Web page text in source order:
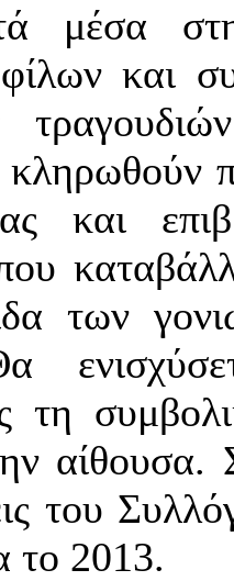
μέσα στη
και
και
των
τη
αίθουσα.
του
το 2013.